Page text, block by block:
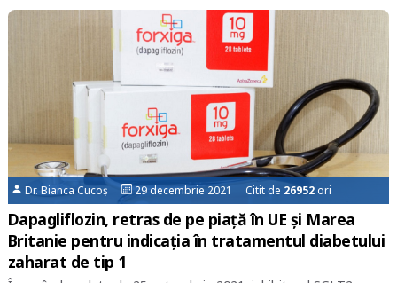
Dr. Bianca Cucoș 29 decembrie 2021 Citit de 26952ori
Dapagliflozin, retras de pe piață în UE și Marea
Britanie pentru indicația în tratamentul diabetului
zaharat de tip 1